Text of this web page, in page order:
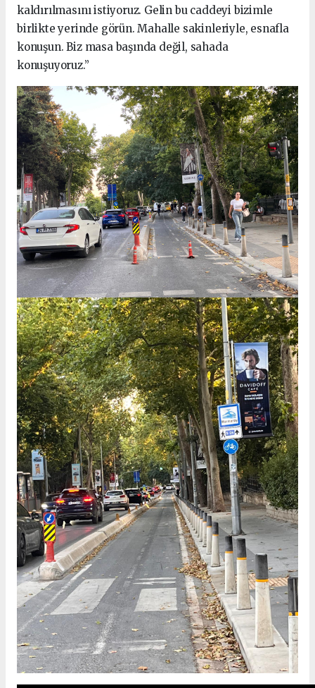
kaldırılmasını istiyoruz. Gelin bu caddeyi bizimle
birlikte yerinde görün. Mahalle sakinleriyle, esnafla
konuşun. Biz masa başında değil, sahada
konuşuyoruz.”